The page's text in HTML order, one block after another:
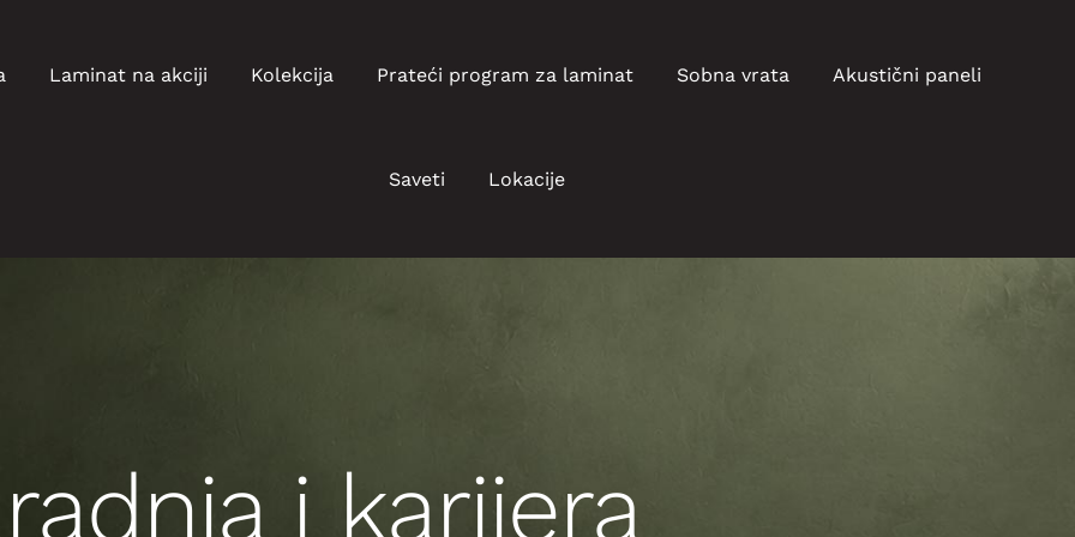
Laminat na akciji Kolekcija Prateći program za laminat Sobna vrata Akustični paneli
Saveti Lokacije
i karijera